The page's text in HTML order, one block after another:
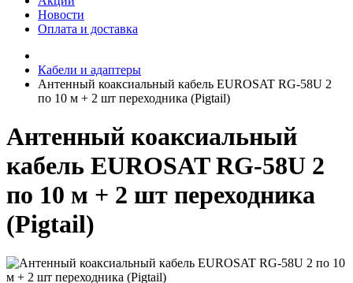
Новости
Оплата и доставка
Кабели и адаптеры
Антенный коаксиальный кабель EUROSAT RG-58U 2
по 10 м + 2 шт переходника (Pigtail)
Антенный коаксиальный
кабель EUROSAT RG-58U 2
по 10 м + 2 шт переходника
(Pigtail)